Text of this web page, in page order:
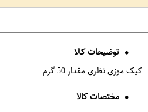
توضیحات کالا
کیک موزی نظری مقدار 50 گرم
مختصات کالا